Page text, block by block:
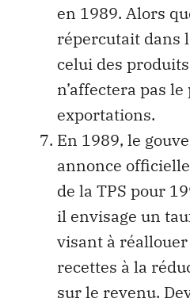
en 1989. Alors
répercutait dans
celui des
n’affectera pas
exportations.
En 1989, le
annonce
de la TPS pour
il envisage un
visant à
recettes à la
sur le revenu.